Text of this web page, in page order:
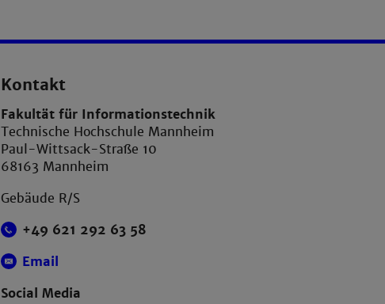
Kontakt
Fakultät für Informationstechnik
Technische Hochschule Mannheim
Paul-Wittsack-Straße 10
68163 Mannheim
Gebäude R/S
+49 621 292 63 58
Email
Social Media